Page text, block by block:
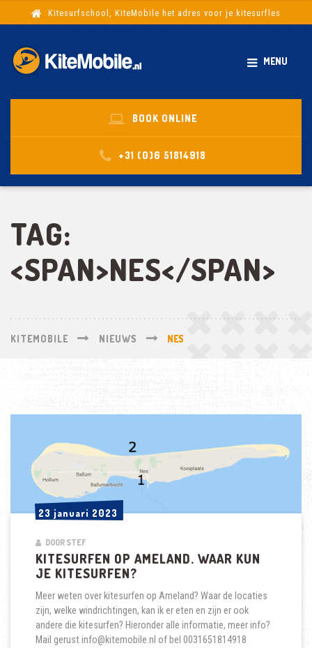
Kitesurfschool, KiteMobile het adres voor je kitesurfles
MENU
BOOK ONLINE
+31 (0)6 51814918
TAG:
<SPAN>NES</SPAN>
KITEMOBILE NIEUWS NES
23 januari 2023
23 januari 2023
DOOR STEF
KITESURFEN OP AMELAND. WAAR KUN
JE KITESURFEN?
Meer weten over kitesurfen op Ameland? Waar de locaties
zijn, welke windrichtingen, kan ik er eten en zijn er ook
andere die kitesurfen? Hieronder alle informatie, meer info?
Mail gerust info@kitemobile.nl of bel 0031651814918